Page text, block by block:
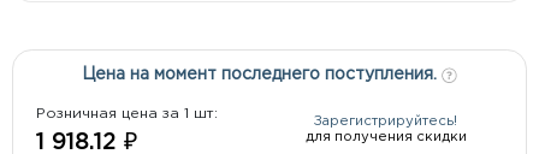
Цена на момент последнего поступления.
Розничная цена за 1 шт:
1 918.12 ₽
Зарегистрируйтесь!
для получения скидки